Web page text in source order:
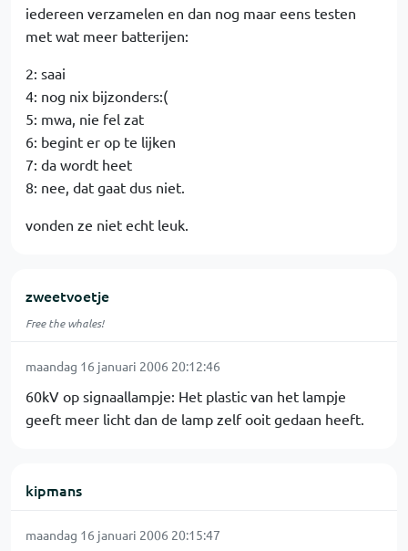
iedereen verzamelen en dan nog maar eens testen
met wat meer batterijen:
2: saai
4: nog nix bijzonders:(
5: mwa, nie fel zat
6: begint er op te lijken
7: da wordt heet
8: nee, dat gaat dus niet.
vonden ze niet echt leuk.
zweetvoetje
Free the whales!
maandag 16 januari 2006 20:12:46
60kV op signaallampje: Het plastic van het lampje
geeft meer licht dan de lamp zelf ooit gedaan heeft.
kipmans
maandag 16 januari 2006 20:15:47